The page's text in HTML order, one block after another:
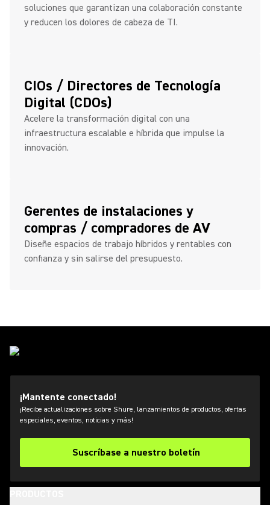
soluciones que garantizan una colaboración constante
y reducen los dolores de cabeza de TI.
CIOs / Directores de Tecnología
Digital (CDOs)
Acelere la transformación digital con una
infraestructura escalable e híbrida que impulse la
innovación.
Gerentes de instalaciones y
compras / compradores de AV
Diseñe espacios de trabajo híbridos y rentables con
confianza y sin salirse del presupuesto.
¡Mantente conectado!
¡Recibe actualizaciones sobre Shure, lanzamientos de productos, ofertas
especiales, eventos, noticias y más!
Suscríbase a nuestro boletín